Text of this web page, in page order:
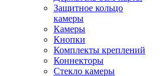
Защитное кольцо
камеры
Камеры
Кнопки
Комплекты креплений
Коннекторы
Стекло камеры